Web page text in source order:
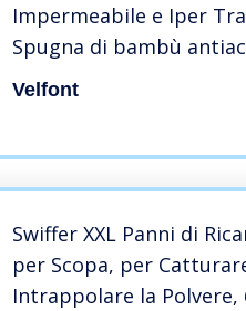
Impermeabile e Iper
Spugna di bambù
Matrimoniale 160×200
Velfont
Swiffer XXL Panni di
per Scopa, per
Intrappolare la Polvere,